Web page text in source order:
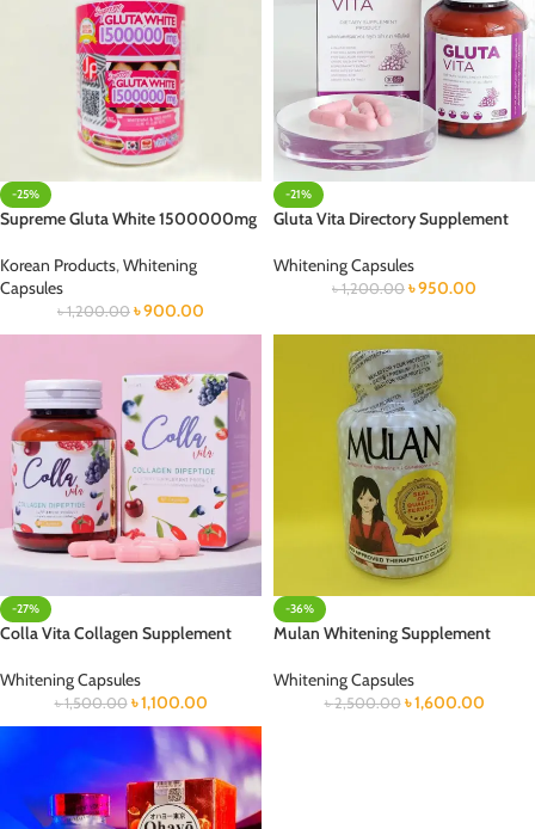
-25%
Supreme Gluta White 1500000mg
Korean Products,Whitening
Capsules
৳1,200.00 ৳900.00
-21%
Gluta Vita Directory Supplement
Whitening Capsules
৳1,200.00 ৳950.00
-27%
Colla Vita Collagen Supplement
Whitening Capsules
৳1,500.00 ৳1,100.00
-36%
Mulan Whitening Supplement
Whitening Capsules
৳2,500.00 ৳1,600.00